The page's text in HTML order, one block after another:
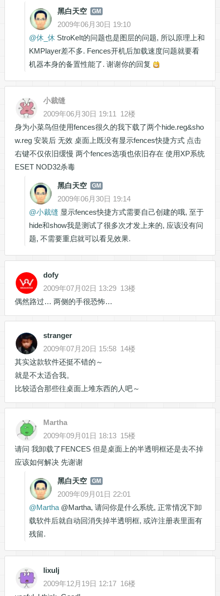
黑白天空 GM
2009年06月30日 19:10
@休_休StroKeIt的问题也是图层的问题, 所以原理上和
KMPlayer差不多. Fences开机后加载速度问题就要看
机器本身的备置性能了. 谢谢你的回复
小裁缝
2009年06月30日 19:11
12楼
身为小菜鸟但使用fences很久的我下载了两个hide.reg&sho
w.reg 安装后 无效 桌面上既没有显示fences快捷方式 点击
右键不仅依旧缓慢 两个fences选项也依旧存在 使用XP系统
ESET NOD32杀毒
黑白天空 GM
2009年06月30日 19:14
@小裁缝 显示fences快捷方式需要自己创建的哦, 至于
hide和show我是测试了很多次才发上来的, 应该没有问
题, 不需要重启就可以看见效果.
dofy
2009年07月02日 13:29 13楼
偶然路过… 两侧的手很恐怖…
stranger
2009年07月20日 15:58 14楼
其实这款软件还挺不错的～
就是不太适合我。
比较适合那些往桌面上堆东西的人吧～
Martha
2009年09月01日 18:13 15楼
请问 我卸载了FENCES 但是桌面上的半透明框还是去不掉
应该如何解决 先谢谢
黑白天空 GM
2009年09月01日 22:01
@Martha@Martha, 请问你是什么系统, 正常情况下卸
载软件后就自动回消失掉半透明框, 或许注册表里面有
残留.
lixulj
2009年12月19日 12:17 16楼